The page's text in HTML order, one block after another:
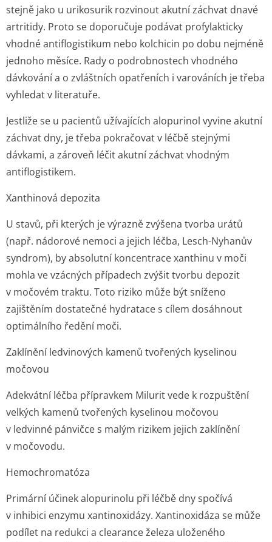
stejně jako u urikosurik rozvinout akutní záchvat dnavé
artritidy. Proto se doporučuje podávat profylakticky
vhodné antiflogistikum nebo kolchicin po dobu nejméně
jednoho měsíce. Rady o podrobnostech vhodného
dávkování a o zvláštních opatřeních i varováních je třeba
vyhledat v literatuře.
Jestliže se u pacientů užívajících alopurinol vyvine akutní
záchvat dny, je třeba pokračovat v léčbě stejnými
dávkami, a zároveň léčit akutní záchvat vhodným
antiflogistikem.
Xanthinová depozita
U stavů, při kterých je výrazně zvýšena tvorba urátů
(např. nádorové nemoci a jejich léčba, Lesch-Nyhanův
syndrom), by absolutní koncentrace xanthinu v moči
mohla ve vzácných případech zvýšit tvorbu depozit
v močovém traktu. Toto riziko může být sníženo
zajištěním dostatečné hydratace s cílem dosáhnout
optimálního ředění moči.
Zaklínění ledvinových kamenů tvořených kyselinou
močovou
Adekvátní léčba přípravkem Milurit vede k rozpuštění
velkých kamenů tvořených kyselinou močovou
v ledvinné pánvičce s malým rizikem jejich zaklínění
v močovodu.
Hemochromatóza
Primární účinek alopurinolu při léčbě dny spočívá
v inhibici enzymu xantinoxidázy. Xantinoxidáza se může
podílet na redukci a clearance železa uloženého